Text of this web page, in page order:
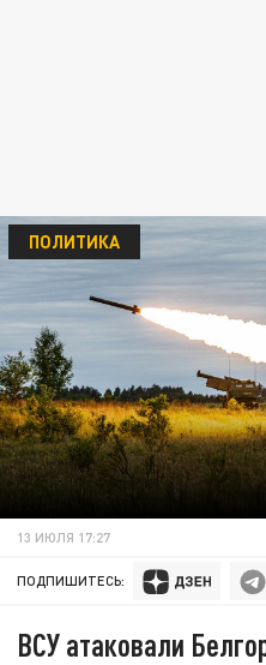
ПОЛИТИКА
13 ИЮЛЯ 17:27
ПОДПИШИТЕСЬ:
ВСУ атаковали